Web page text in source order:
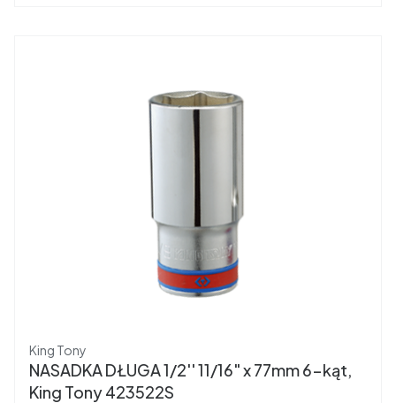
Producent
King Tony
NASADKA DŁUGA 1/2'' 11/16" x 77mm 6-kąt,
King Tony 423522S